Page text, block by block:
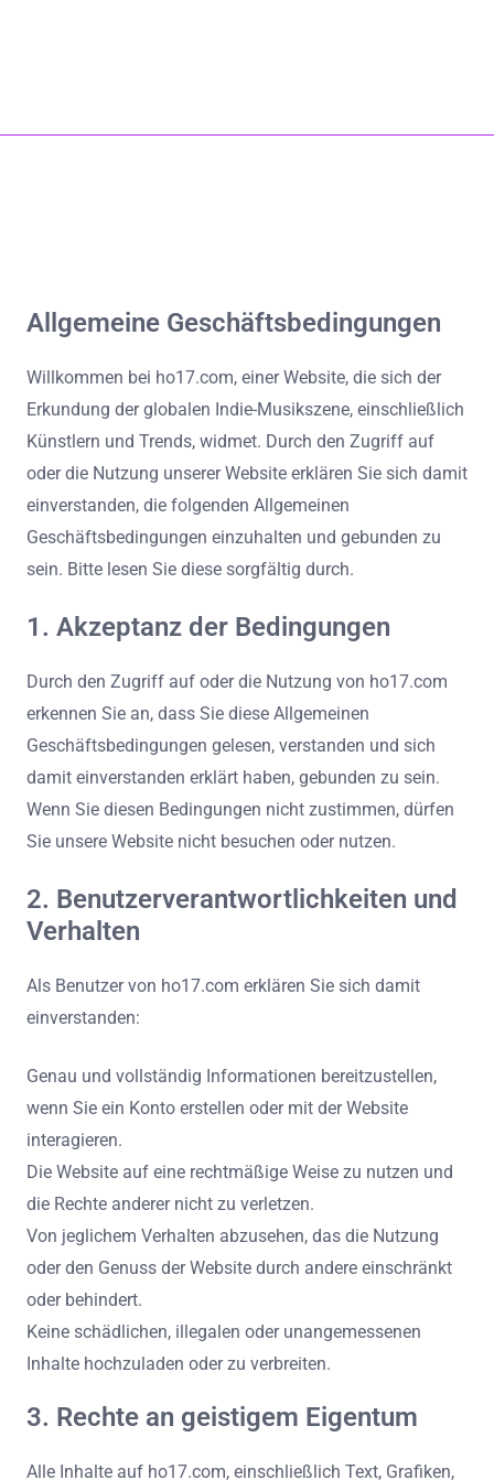
Allgemeine Geschäftsbedingungen
Willkommen bei ho17.com, einer Website, die sich der
Erkundung der globalen Indie-Musikszene, einschließlich
Künstlern und Trends, widmet. Durch den Zugriff auf
oder die Nutzung unserer Website erklären Sie sich damit
einverstanden, die folgenden Allgemeinen
Geschäftsbedingungen einzuhalten und gebunden zu
sein. Bitte lesen Sie diese sorgfältig durch.
1. Akzeptanz der Bedingungen
Durch den Zugriff auf oder die Nutzung von ho17.com
erkennen Sie an, dass Sie diese Allgemeinen
Geschäftsbedingungen gelesen, verstanden und sich
damit einverstanden erklärt haben, gebunden zu sein.
Wenn Sie diesen Bedingungen nicht zustimmen, dürfen
Sie unsere Website nicht besuchen oder nutzen.
2. Benutzerverantwortlichkeiten und
Verhalten
Als Benutzer von ho17.com erklären Sie sich damit
einverstanden:
Genau und vollständig Informationen bereitzustellen,
wenn Sie ein Konto erstellen oder mit der Website
interagieren.
Die Website auf eine rechtmäßige Weise zu nutzen und
die Rechte anderer nicht zu verletzen.
Von jeglichem Verhalten abzusehen, das die Nutzung
oder den Genuss der Website durch andere einschränkt
oder behindert.
Keine schädlichen, illegalen oder unangemessenen
Inhalte hochzuladen oder zu verbreiten.
3. Rechte an geistigem Eigentum
Alle Inhalte auf ho17.com, einschließlich Text, Grafiken,